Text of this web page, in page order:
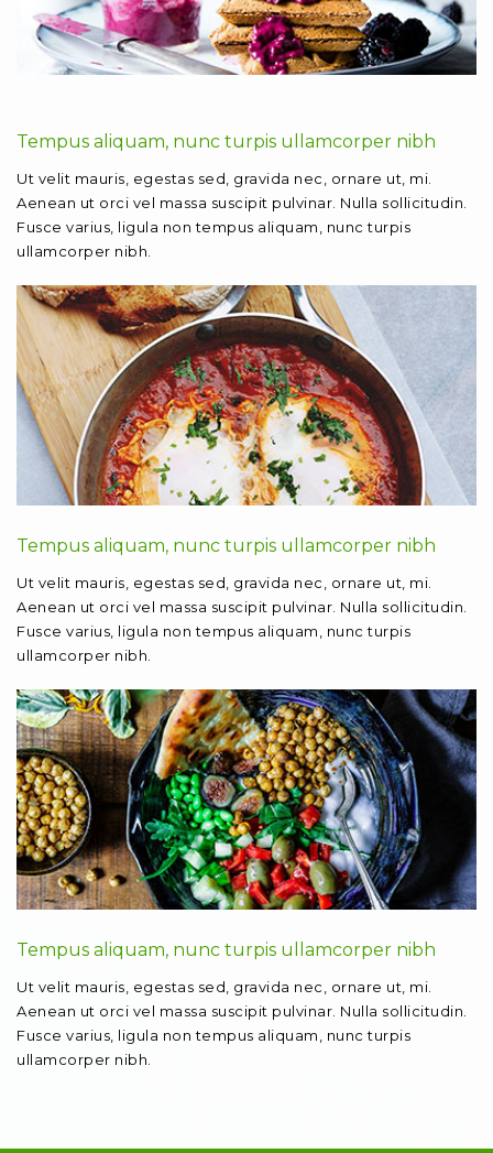
Tempus aliquam, nunc turpis ullamcorper nibh
Ut velit mauris, egestas sed, gravida nec, ornare ut, mi.
Aenean ut orci vel massa suscipit pulvinar. Nulla sollicitudin.
Fusce varius, ligula non tempus aliquam, nunc turpis
ullamcorper nibh.
Tempus aliquam, nunc turpis ullamcorper nibh
Ut velit mauris, egestas sed, gravida nec, ornare ut, mi.
Aenean ut orci vel massa suscipit pulvinar. Nulla sollicitudin.
Fusce varius, ligula non tempus aliquam, nunc turpis
ullamcorper nibh.
Tempus aliquam, nunc turpis ullamcorper nibh
Ut velit mauris, egestas sed, gravida nec, ornare ut, mi.
Aenean ut orci vel massa suscipit pulvinar. Nulla sollicitudin.
Fusce varius, ligula non tempus aliquam, nunc turpis
ullamcorper nibh.